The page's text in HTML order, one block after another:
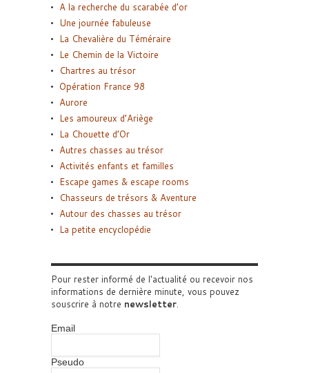
A la recherche du scarabée d’or
Une journée fabuleuse
La Chevalière du Téméraire
Le Chemin de la Victoire
Chartres au trésor
Opération France 98
Aurore
Les amoureux d’Ariège
La Chouette d’Or
Autres chasses au trésor
Activités enfants et familles
Escape games & escape rooms
Chasseurs de trésors & Aventure
Autour des chasses au trésor
La petite encyclopédie
Pour rester informé de l'actualité ou recevoir nos
informations de dernière minute, vous pouvez
souscrire à notre newsletter.
Email
Pseudo